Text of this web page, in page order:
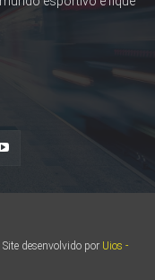
desenvolvido por Uios -